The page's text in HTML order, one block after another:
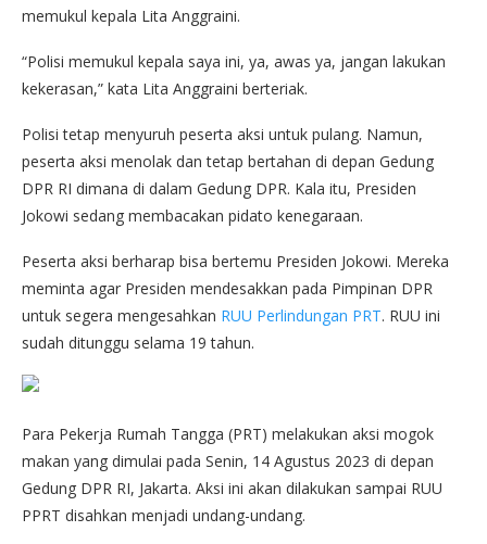
memukul kepala Lita Anggraini.
“Polisi memukul kepala saya ini, ya, awas ya, jangan lakukan
kekerasan,” kata Lita Anggraini berteriak.
Polisi tetap menyuruh peserta aksi untuk pulang. Namun,
peserta aksi menolak dan tetap bertahan di depan Gedung
DPR RI dimana di dalam Gedung DPR. Kala itu, Presiden
Jokowi sedang membacakan pidato kenegaraan.
Peserta aksi berharap bisa bertemu Presiden Jokowi. Mereka
meminta agar Presiden mendesakkan pada Pimpinan DPR
untuk segera mengesahkan RUU Perlindungan PRT. RUU ini
sudah ditunggu selama 19 tahun.
Para Pekerja Rumah Tangga (PRT) melakukan aksi mogok
makan yang dimulai pada Senin, 14 Agustus 2023 di depan
Gedung DPR RI, Jakarta. Aksi ini akan dilakukan sampai RUU
PPRT disahkan menjadi undang-undang.